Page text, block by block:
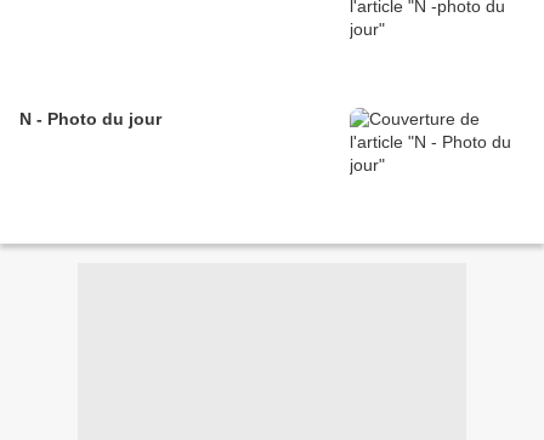
N - Photo du jour